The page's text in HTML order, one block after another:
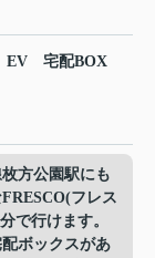
EV
宅配BOX
方公園駅にも
フレス
で行けます。
ボックスがあ